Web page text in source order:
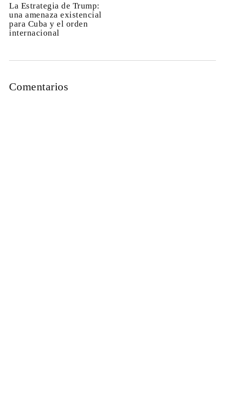
La Estrategia de Trump:
una amenaza existencial
para Cuba y el orden
internacional
Comentarios